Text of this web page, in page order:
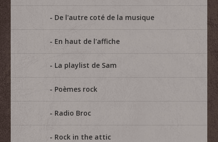
De l'autre coté de la musique
En haut de l'affiche
La playlist de Sam
Poèmes rock
Radio Broc
Rock in the attic